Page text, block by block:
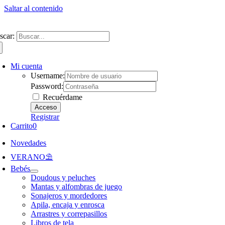
Saltar al contenido
Mi cuenta
Username:
Password:
Recuérdame
Registrar
Carrito0
Novedades
VERANO⛱️​
Bebés
Doudous y peluches
Mantas y alfombras de juego
Sonajeros y mordedores
Apila, encaja y enrosca
Arrastres y correpasillos
Libros de tela